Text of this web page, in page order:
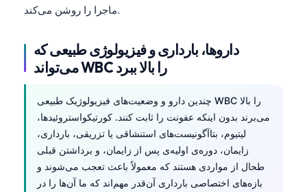
ماجرا را روشن می‌کند.
داروها، بارداری و فیزیولوژی طبیعی که
می‌تواند WBC را بالا ببرد
چندین دارو و وضعیت‌های فیزیولوژیک طبیعی WBC را بالا
می‌برند بدون اینکه عفونت را ثابت کنند. کورتیکواستروئیدها،
لیتیوم، بتاآگونیست‌های استنشاقی یا تزریقی، بارداری،
زایمان، دوره‌ی اولیه‌ی پس از زایمان، و برداشتن قبلی
طحال از مواردی هستند که معمولاً باعث تعجب می‌شوند و
بازه‌های اختصاصی بارداری آن‌قدر مهم‌اند که ما آن‌ها را در